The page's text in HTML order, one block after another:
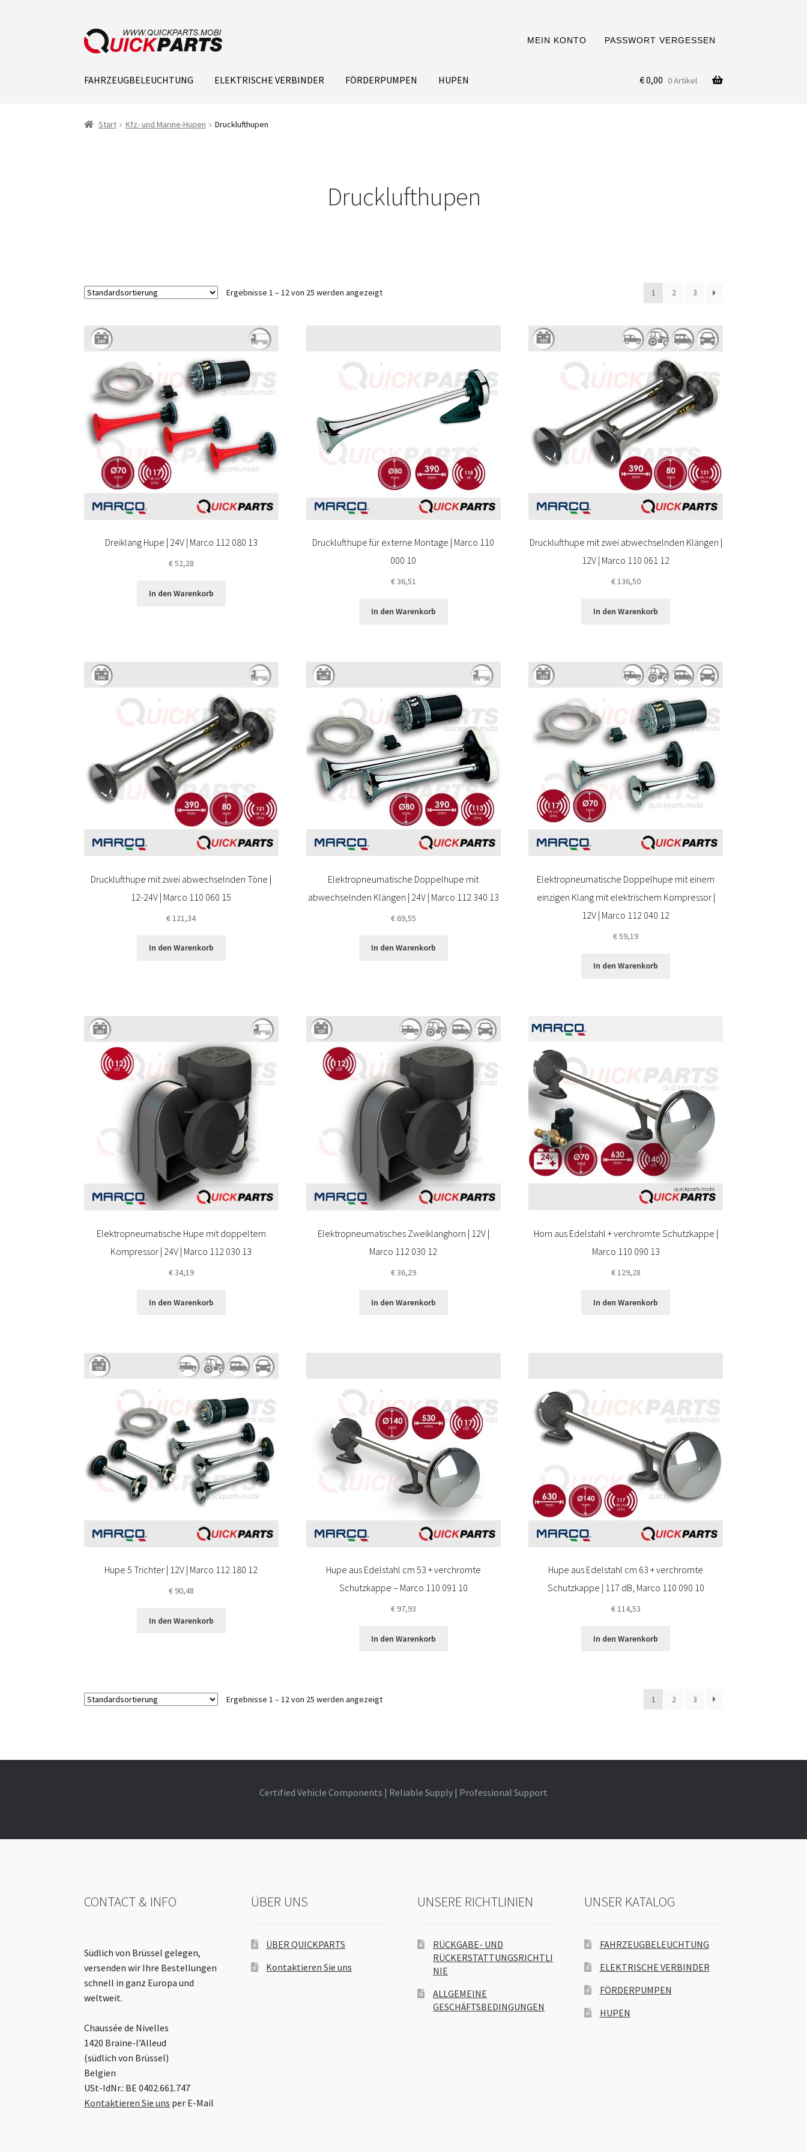
MEIN KONTO PASSWORT VERGESSEN
FAHRZEUGBELEUCHTUNG ELEKTRISCHE VERBINDER FÖRDERPUMPEN HUPEN €0,00 0 Artikel
Start Kfz- und Marine-Hupen Drucklufthupen
Drucklufthupen
Ergebnisse 1 – 12 von 25 werden angezeigt 1 2 3
Dreiklang Hupe | 24V | Marco 112 080 13
€52,28
In den Warenkorb
Drucklufthupe für externe Montage | Marco 110
000 10
€36,51
In den Warenkorb
Drucklufthupe mit zwei abwechselnden Klängen |
12V | Marco 110 061 12
€136,50
In den Warenkorb
Drucklufthupe mit zwei abwechselnden Töne |
12-24V | Marco 110 060 15
€ 121,34
In den Warenkorb
Elektropneumatische Doppelhupe mit
abwechselnden Klängen | 24V | Marco 112 340 13
€69,55
In den Warenkorb
Elektropneumatische Doppelhupe mit einem
einzigen Klang mit elektrischem Kompressor |
12V | Marco 112 040 12
€59,19
In den Warenkorb
Elektropneumatische Hupe mit doppeltem
Kompressor | 24V | Marco 112 030 13
€34,19
In den Warenkorb
Elektropneumatisches Zweiklanghorn | 12V |
Marco 112 030 12
€36,29
In den Warenkorb
Horn aus Edelstahl + verchromte Schutzkappe |
Marco 110 090 13
€129,28
In den Warenkorb
Hupe 5 Trichter | 12V | Marco 112 180 12
€90,48
In den Warenkorb
Hupe aus Edelstahl cm 53 + verchromte
Schutzkappe – Marco 110 091 10
€97,93
In den Warenkorb
Hupe aus Edelstahl cm 63 + verchromte
Schutzkappe | 117 dB, Marco 110 090 10
€114,53
In den Warenkorb
Ergebnisse 1 – 12 von 25 werden angezeigt 1 2 3
Certified Vehicle Components | Reliable Supply | Professional Support
CONTACT & INFO
Südlich von Brüssel gelegen,
versenden wir Ihre Bestellungen
schnell in ganz Europa und
weltweit.
Chaussée de Nivelles
1420 Braine-l’Alleud
(südlich von Brüssel)
Belgien
USt-IdNr.: BE 0402.661.747
Kontaktieren Sie uns per E-Mail
ÜBER UNS
ÜBER QUICKPARTS
Kontaktieren Sie uns
UNSERE RICHTLINIEN
RÜCKGABE- UND
RÜCKERSTATTUNGSRICHTLI
NIE
ALLGEMEINE
GESCHÄFTSBEDINGUNGEN
UNSER KATALOG
FAHRZEUGBELEUCHTUNG
ELEKTRISCHE VERBINDER
FÖRDERPUMPEN
HUPEN